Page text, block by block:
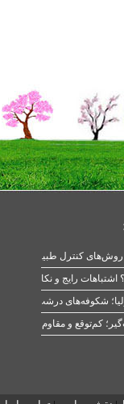
رایج و نکات طلایی
شکوفه‌های درشت در بهار